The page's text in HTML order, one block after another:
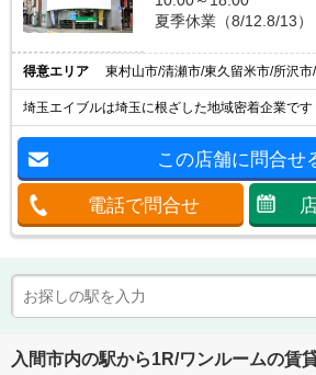
夏季休業（8/12.8/13）
得意エリア 東村山市/清瀬市/東久留米市/所沢市
埼玉エイブルは埼玉に根ざした地域密着企業です
この店舗に問合せ
電話で問合せ
入間市内の駅から1R/ワンルームの賃